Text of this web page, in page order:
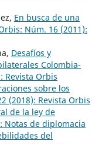
En busca de una
Núm. 16 (2011):
Desafíos y
Colombia-
Revista Orbis
sobre los
(2018): Revista Orbis
de la ley de
Notas de diplomacia
del